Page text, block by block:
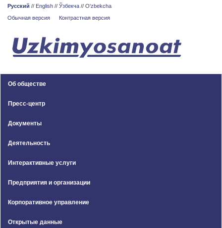
Русский // English // Ўзбекча // O'zbekcha
Обычная версия
Контрастная версия
Об обществе
Пресс-центр
Документы
Деятельность
Интерактивные услуги
Предприятия и организации
Корпоративное управление
Открытые данные